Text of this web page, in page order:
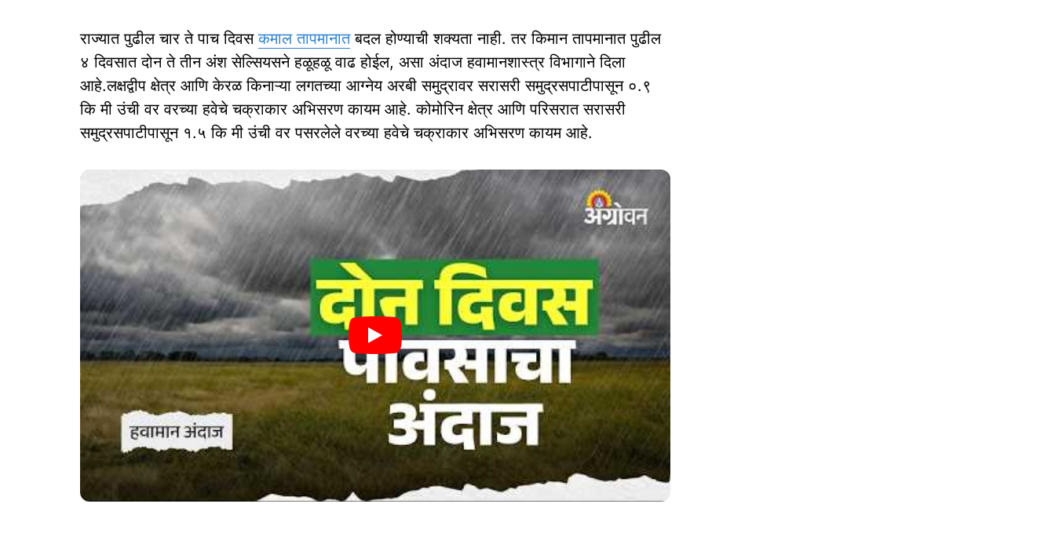
राज्यात पुढील चार ते पाच दिवसकमाल तापमानातबदल होण्याची शक्यता नाही. तर किमान तापमानात पुढील
४ दिवसात दोन ते तीन अंश सेल्सियसने हळूहळू वाढ होईल, असा अंदाज हवामानशास्त्र विभागाने दिला
आहे.लक्षद्वीप क्षेत्र आणि केरळ किनाऱ्या लगतच्या आग्नेय अरबी समुद्रावर सरासरी समुद्रसपाटीपासून ०.९
कि मी उंची वर वरच्या हवेचे चक्राकार अभिसरण कायम आहे. कोमोरिन क्षेत्र आणि परिसरात सरासरी
समुद्रसपाटीपासून १.५ कि मी उंची वर पसरलेले वरच्या हवेचे चक्राकार अभिसरण कायम आहे.